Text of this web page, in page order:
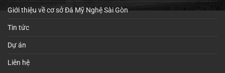
Giới thiệu về cơ sở Đá Mỹ Nghệ Sài Gòn
Tin tức
Dự án
Liên hệ